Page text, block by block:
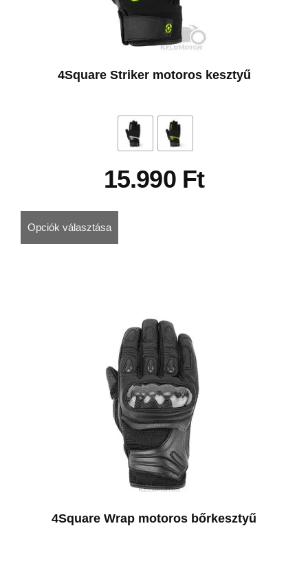
4Square Striker motoros kesztyű
15.990 Ft
Opciók választása
4Square Wrap motoros bőrkesztyű